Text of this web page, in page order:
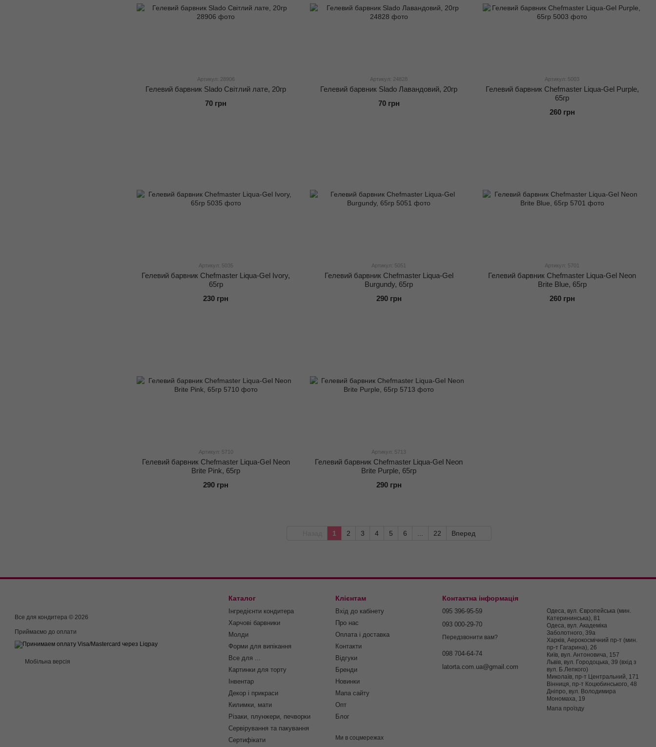
Артикул: 28906
Гелевий барвник Slado Світлий лате, 20гр
70 грн
Артикул: 24828
Гелевий барвник Slado Лавандовий, 20гр
70 грн
Артикул: 5003
Гелевий барвник Chefmaster Liqua-Gel Purple,
65гр
260 грн
Артикул: 5035
Гелевий барвник Chefmaster Liqua-Gel Ivory,
65гр
230 грн
Артикул: 5051
Гелевий барвник Chefmaster Liqua-Gel
Burgundy, 65гр
290 грн
Артикул: 5701
Гелевий барвник Chefmaster Liqua-Gel Neon
Brite Blue, 65гр
260 грн
Артикул: 5710
Гелевий барвник Chefmaster Liqua-Gel Neon
Brite Pink, 65гр
290 грн
Артикул: 5713
Гелевий барвник Chefmaster Liqua-Gel Neon
Brite Purple, 65гр
290 грн
1 2 3 4 5 6 22 Вперед
Все для кондитера © 2026
Приймаємо до оплати
Мобільна версія
Каталог
Інгредієнти кондитера
Харчові барвники
Молди
Форми для випікання
Все для ...
Картинки для торту
Інвентар
Декор і прикраси
Килимки, мати
Різаки, плунжери, печворки
Сервірування та пакування
Cертифікати
Клієнтам
Вхід до кабінету
Про нас
Оплата і доставка
Контакти
Відгуки
Бренди
Новинки
Мапа сайту
Опт
Блог
Ми в соцмережах
Контактна інформація
095 396-95-59
093 000-29-70
Передзвонити вам?
098 704-64-74
latorta.com.ua@gmail.com
Одеса, вул. Європейська (мин.
Катерининська), 81
Одеса, вул. Академіка
Заболотного, 39а
Харків, Аерокосмічний пр-т (мин.
пр-т Гагарина), 26
Київ, вул. Антоновича, 157
Львів, вул. Городоцька, 39 (вхід з
вул. Б.Лепкого)
Миколаїв, пр-т Центральний, 171
Вінниця, пр-т Коцюбинського, 48
Дніпро, вул. Володимира
Мономаха, 19
Мапа проїзду